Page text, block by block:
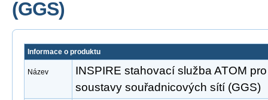
(GGS)
Informace o produktu
Název
INSPIRE stahovací služba ATOM
soustavy souřadnicových sítí (GGS)